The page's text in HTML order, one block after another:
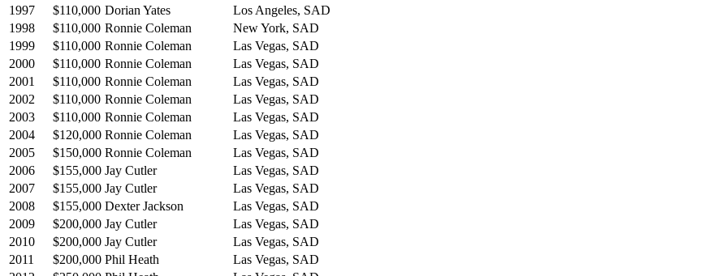
1997
$110,000 Dorian Yates
Los Angeles, SAD
1998
$110,000 Ronnie Coleman
New York, SAD
1999
$110,000 Ronnie Coleman
Las Vegas, SAD
2000
$110,000 Ronnie Coleman
Las Vegas, SAD
2001
$110,000 Ronnie Coleman
Las Vegas, SAD
2002
$110,000 Ronnie Coleman
Las Vegas, SAD
2003
$110,000 Ronnie Coleman
Las Vegas, SAD
2004
$120,000 Ronnie Coleman
Las Vegas, SAD
2005
$150,000 Ronnie Coleman
Las Vegas, SAD
2006
$155,000 Jay Cutler
Las Vegas, SAD
2007
$155,000 Jay Cutler
Las Vegas, SAD
2008
$155,000 Dexter Jackson
Las Vegas, SAD
2009
$200,000 Jay Cutler
Las Vegas, SAD
2010
$200,000 Jay Cutler
Las Vegas, SAD
2011
$200,000 Phil Heath
Las Vegas, SAD